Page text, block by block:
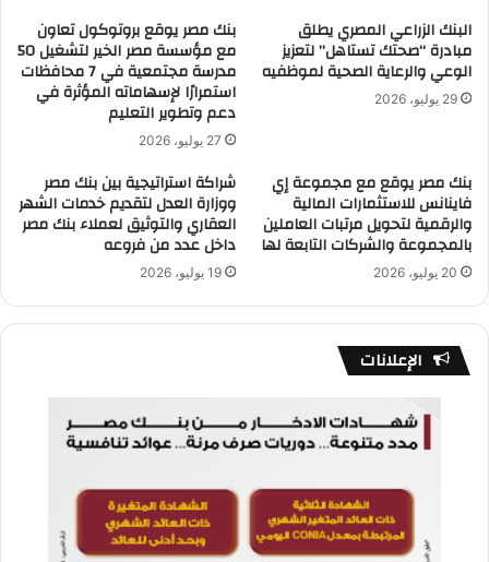
البنك الزراعي المصري يطلق
مبادرة “صحتك تستاهل” لتعزيز
الوعي والرعاية الصحية لموظفيه
29 يوليو، 2026
بنك مصر يوقع بروتوكول تعاون
مع مؤسسة مصر الخير لتشغيل 50
مدرسة مجتمعية في 7 محافظات
استمرارًا لإسهاماته المؤثرة في
دعم وتطوير التعليم
27 يوليو، 2026
بنك مصر يوقع مع مجموعة إي
فاينانس للاستثمارات المالية
والرقمية لتحويل مرتبات العاملين
بالمجموعة والشركات التابعة لها
20 يوليو، 2026
شراكة استراتيجية بين بنك مصر
ووزارة العدل لتقديم خدمات الشهر
العقاري والتوثيق لعملاء بنك مصر
داخل عدد من فروعه
19 يوليو، 2026
الإعلانات